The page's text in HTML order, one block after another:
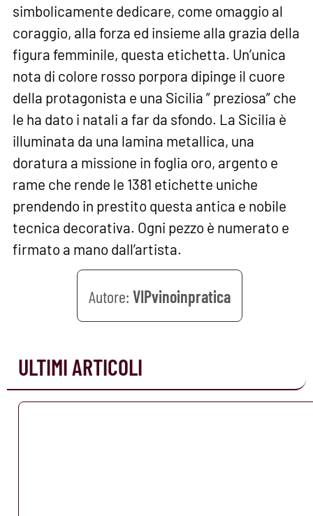
simbolicamente dedicare, come omaggio al
coraggio, alla forza ed insieme alla grazia della
figura femminile, questa etichetta. Un’unica
nota di colore rosso porpora dipinge il cuore
della protagonista e una Sicilia ” preziosa” che
le ha dato i natali a far da sfondo. La Sicilia è
illuminata da una lamina metallica, una
doratura a missione in foglia oro, argento e
rame che rende le 1381 etichette uniche
prendendo in prestito questa antica e nobile
tecnica decorativa. Ogni pezzo è numerato e
firmato a mano dall’artista.
VIPvinoinpratica
ULTIMI ARTICOLI